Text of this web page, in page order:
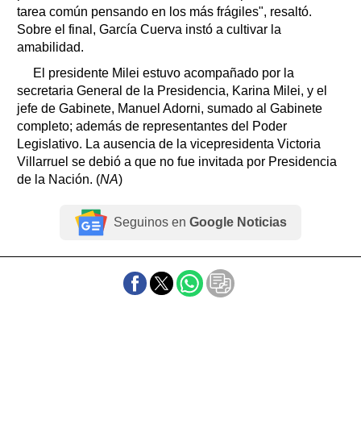
tarea común pensando en los más frágiles", resaltó.
Sobre el final, García Cuerva instó a cultivar la
amabilidad.
El presidente Milei estuvo acompañado por la
secretaria General de la Presidencia, Karina Milei, y el
jefe de Gabinete, Manuel Adorni, sumado al Gabinete
completo; además de representantes del Poder
Legislativo. La ausencia de la vicepresidenta Victoria
Villarruel se debió a que no fue invitada por Presidencia
de la Nación. (NA)
Seguinos en Google Noticias